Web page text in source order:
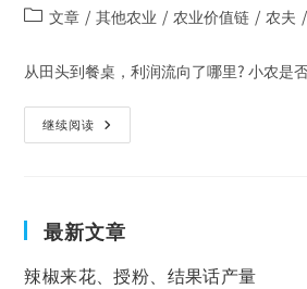
文章 / 其他农业 / 农业价值链 / 农夫 /
从田头到餐桌，利润流向了哪里? 小农是
继续阅读
最新文章
辣椒来花、授粉、结果话产量